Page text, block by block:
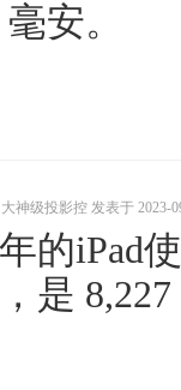
安。
大神级投影控 发表于 2023-
的iPad
是 8,227